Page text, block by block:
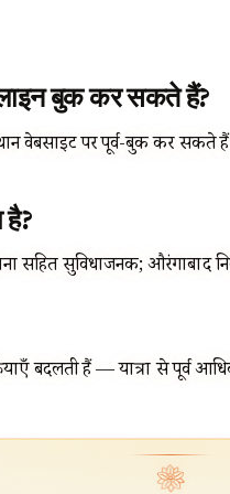
बुक कर सकते हैं?
वेबसाइट पर पूर्व-बुक कर सकते
सहित सुविधाजनक; औरंगाबाद
बदलती हैं — यात्रा से पूर्व
❀